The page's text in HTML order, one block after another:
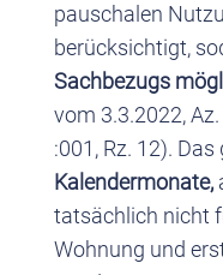
pauschalen
berücksichtigt,
Sachbezugs
vom 3.3.2022,
:001, Rz. 12). Das
Kalendermonate,
tatsächlich nicht
Wohnung und